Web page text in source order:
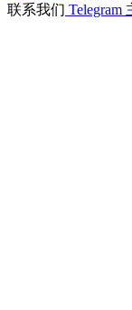
联系我们 Telegram